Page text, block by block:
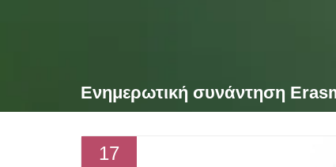
Ενημερωτική συνάντηση
17